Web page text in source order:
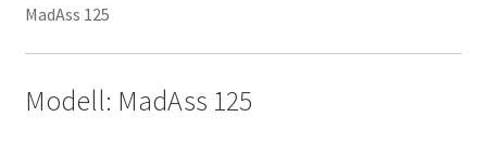
MadAss 125
Modell: MadAss 125